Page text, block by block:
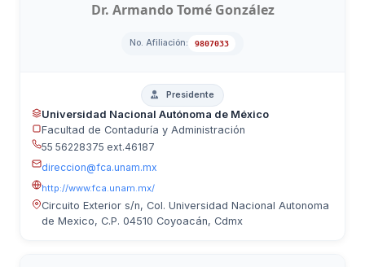
Dr. Armando Tomé González
No. Afiliación: 9807033
Presidente
Universidad Nacional Autónoma de México
Facultad de Contaduría y Administración
55 56228375 ext.46187
direccion@fca.unam.mx
http://www.fca.unam.mx/
Circuito Exterior s/n, Col. Universidad Nacional Autonoma
de Mexico, C.P. 04510 Coyoacán, Cdmx